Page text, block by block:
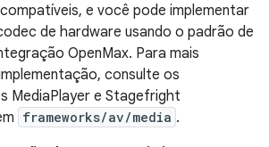
e você pode implementar
de hardware usando o padrão de
OpenMax. Para mais
consulte os
MediaPlayer e Stagefright
frameworks/av/media .